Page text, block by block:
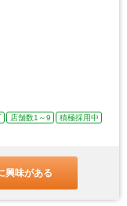
店舗数1～9
積極採用中
興味がある